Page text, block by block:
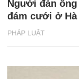
PHÁP LUẬT
Người đàn
đám cưới ở